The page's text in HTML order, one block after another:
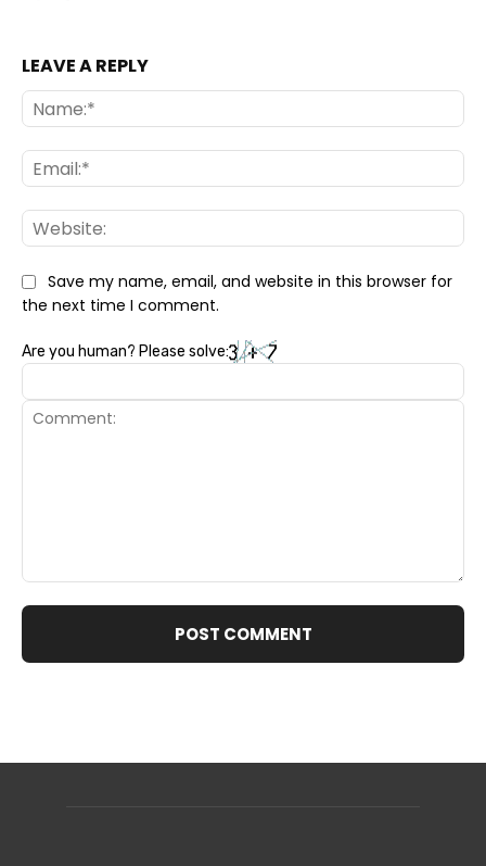
LEAVE A REPLY
Save my name, email, and website in this browser for
the next time I comment.
Are you human? Please solve: